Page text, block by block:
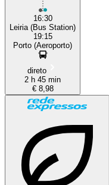
16:30
Leiria (Bus Station)
19:15
Porto (Aeroporto)
direto
2 h 45 min
€ 8,98